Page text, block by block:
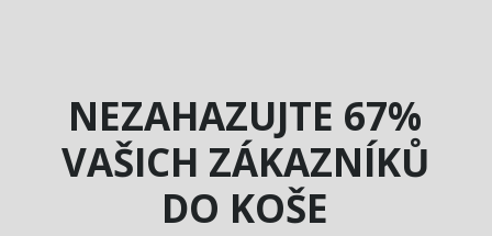
NEZAHAZUJTE 67%
VAŠICH ZÁKAZNÍKŮ
DO KOŠE